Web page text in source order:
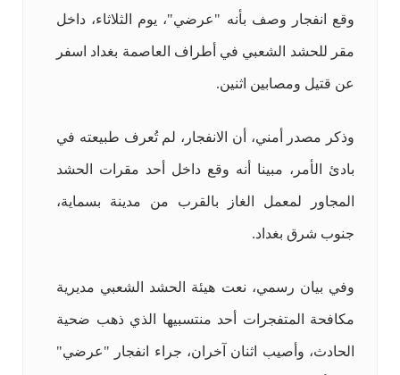
وقع انفجار وصف بأنه "عرضي"، يوم الثلاثاء، داخل
مقر للحشد الشعبي في أطراف العاصمة بغداد اسفر
عن قتيل ومصابين اثنين.
وذكر مصدر أمني، أن الانفجار، لم تُعرف طبيعته في
بادئ الأمر، مبينا أنه وقع داخل أحد مقرات الحشد
المجاور لمعمل الغاز بالقرب من مدينة بسماية،
جنوب شرق بغداد.
وفي بيان رسمي، نعت هيئة الحشد الشعبي مديرية
مكافحة المتفجرات أحد منتسبيها الذي ذهب ضحية
الحادث، وأصيب اثنان آخران، جراء انفجار "عرضي"